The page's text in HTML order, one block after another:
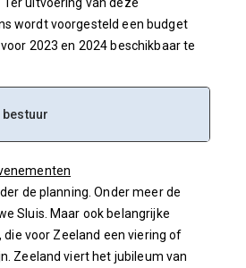
uitvoering van deze
wordt voorgesteld een budget
2023 en 2024 beschikbaar te
de planning. Onder meer de
Sluis. Maar ook belangrijke
die voor Zeeland een viering of
Zeeland viert het jubileum van